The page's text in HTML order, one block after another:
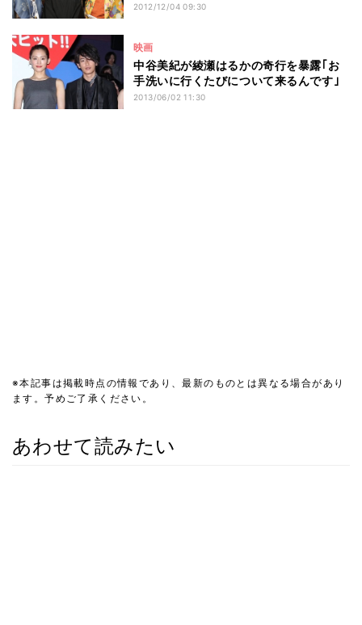
2012/12/04 09:30
映画
中谷美紀が綾瀬はるかの奇行を暴露｢お
手洗いに行くたびについて来るんです｣
2013/06/02 11:30
※本記事は掲載時点の情報であり、最新のものとは異なる場合があり
ます。予めご了承ください。
あわせて読みたい